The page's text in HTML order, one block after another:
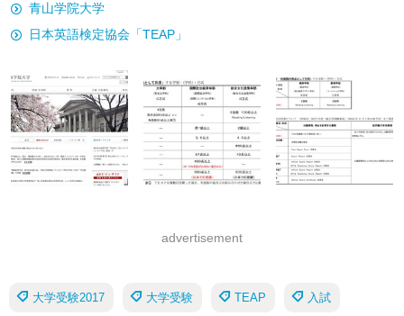
青山学院大学
日本英語検定協会「TEAP」
advertisement
大学受験2017 大学受験 TEAP 入試